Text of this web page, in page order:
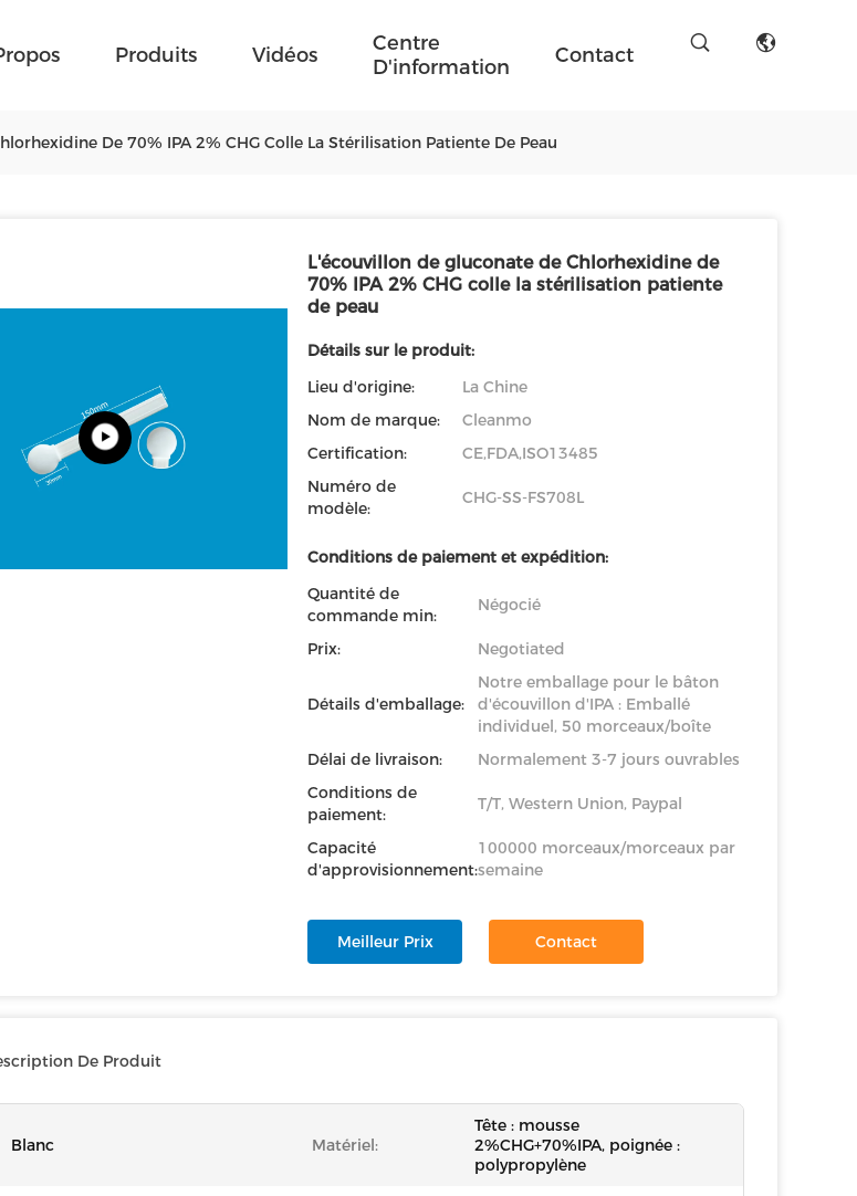
Produits Vidéos
Centre
D'information
Contact
De 70% IPA 2% CHG Colle La Stérilisation Patiente De Peau
L'écouvillon de gluconate de Chlorhexidine de
70% IPA 2% CHG colle la stérilisation patiente
de peau
Détails sur le produit:
Lieu d'origine:
La Chine
Nom de marque:
Cleanmo
Certification:
CE,FDA,ISO13485
Numéro de
modèle:
CHG-SS-FS708L
Conditions de paiement et expédition:
Quantité de
commande min:
Négocié
Prix: Negotiated
Détails d'emballage:
Notre emballage pour le bâton
d'écouvillon d'IPA : Emballé
individuel, 50 morceaux/boîte
Délai de livraison:
Normalement 3-7 jours ouvrables
Conditions de
paiement:
T/T, Western Union, Paypal
Capacité
d'approvisionnement:
100000 morceaux/morceaux par
semaine
Meilleur Prix Contact
De Produit
Blanc Matériel:
Tête : mousse
2%CHG+70%IPA, poignée :
polypropylène